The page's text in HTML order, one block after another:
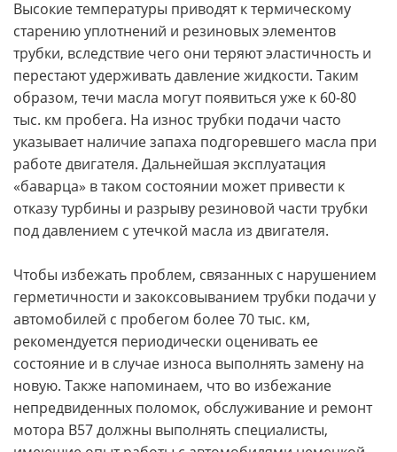
Высокие температуры приводят к термическому
старению уплотнений и резиновых элементов
трубки, вследствие чего они теряют эластичность и
перестают удерживать давление жидкости. Таким
образом, течи масла могут появиться уже к 60-80
тыс. км пробега. На износ трубки подачи часто
указывает наличие запаха подгоревшего масла при
работе двигателя. Дальнейшая эксплуатация
«баварца» в таком состоянии может привести к
отказу турбины и разрыву резиновой части трубки
под давлением с утечкой масла из двигателя.
Чтобы избежать проблем, связанных с нарушением
герметичности и закоксовыванием трубки подачи у
автомобилей с пробегом более 70 тыс. км,
рекомендуется периодически оценивать ее
состояние и в случае износа выполнять замену на
новую. Также напоминаем, что во избежание
непредвиденных поломок, обслуживание и ремонт
мотора B57 должны выполнять специалисты,